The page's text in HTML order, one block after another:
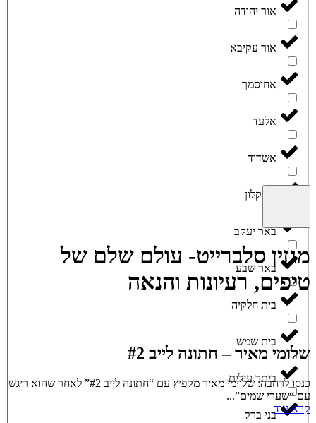
אור יהודה
אור עקיבא
אחיסמך
אלעד
אשדוד
אשקלון
באר יעקב
באר שבע
בית חלקיה
בית שמש
ביתר עילית
בני ברק
מגזין סלברייט- עולם שלם של
טיפים, רעיונות והנאה
שלומי מאיר – חתונה לייב #2
כנסו לרחבה: שלוימי מאיר מקפיץ עם “חתונה לייב #2” לאחר שהוא ריגש
עם “שערי שמים”...
קרא עוד